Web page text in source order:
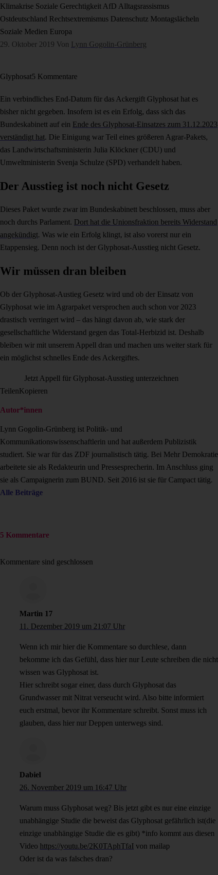
Klimakrise Soziale Gerechtigkeit AfD Alltagsrassismus
Ostdeutschland Rechtsextremismus Datenschutz Montagslächeln
Soziale Medien Europa
29. Oktober 2019 Von Lynn Gogolin-Grünberg
Glyphosat5 Kommentare
Ein verbindliches End-Datum für das Ackergift Glyphosat hat es
bisher nicht gegeben. Insofern ist es ein Erfolg, dass sich das
Bundeskabinett auf ein Ende des Glyphosat-Einsatzes zum 31.12.2023
verständigt hat. Die Einigung war Teil eines größeren Agrar-Pakets,
das Landwirtschaftsministerin Julia Klöckner (CDU) und
Umweltministerin Svenja Schulze (SPD) verhandelt haben.
Der Ausstieg ist noch nicht Gesetz
Dieses Paket wurde zwar im Bundeskabinett beschlossen, muss aber
noch durchs Parlament. Dort hat die Unionsfraktion bereits Widerstand
angekündigt. Was wie ein Erfolg klingt, ist also vorerst nur ein
Etappensieg. Denn noch ist der Glyphosat-Ausstieg nicht Gesetz.
Wir müssen dran bleiben
Ob der Glyphosat-Austieg Gesetz wird und ob der Einsatz von
Glyphosat wie im Agrarpaket versprochen auch schon vor 2023
drastisch verringert wird – das hängt davon ab, wie stark der
gesellschaftliche Widerstand gegen das Total-Herbizid ist. Deshalb
bleiben wir mit unserem Appell dran und machen uns weiter stark für
ein möglichst schnelles Ende des Ackergiftes.
Jetzt Appell für Glyphosat-Ausstieg unterzeichnen
TeilenKopieren
Autor*innen
Lynn Gogolin-Grünberg ist Politik- und
Kommunikationswissenschaftlerin und hat außerdem Publizistik
studiert. Sie war für das ZDF journalistisch tätig. Bei Mehr Demokratie
arbeitete sie als Redakteurin und Pressesprecherin. Im Anschluss ging
sie als Campaignerin zum BUND. Seit 2016 ist sie für Campact tätig.
Alle Beiträge
5 Kommentare
Kommentare sind geschlossen
Martin 17
11. Dezember 2019 um 21:07 Uhr
Wenn ich mir hier die Kommentare so durchlese, dann
bekomme ich das Gefühl, dass hier nur Leute schreiben die nicht
wissen was Glyphosat ist.
Hier schreibt sogar einer, dass durch Glyphosat das
Grundwasser mit Nitrat verseucht wird. Also bitte informiert
euch erstmal, bevor ihr Kommentare schreibt. Sonst muss ich
glauben, dass hier nur Deppen unterwegs sind.
Dabiel
26. November 2019 um 16:47 Uhr
Warum muss Glyphosat weg? Bis jetzt gibt es nur eine einzige
unabhängige Studie die beweist das Glyphosat gefährlich ist(die
einzige unabhängige Studie die es gibt) *info kommt aus diesen
Video https://youtu.be/2K0TAphTfaI von mailap
Oder ist da was falsches dran?